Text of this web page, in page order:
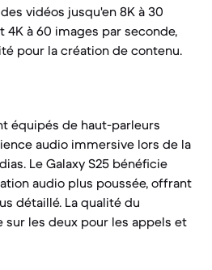
vidéos jusqu'en 8K à 30
4K à 60 images par seconde,
pour la création de contenu.
équipés de haut-parleurs
audio immersive lors de la
Le Galaxy S25 bénéficie
audio plus poussée, offrant
détaillé. La qualité du
les deux pour les appels et